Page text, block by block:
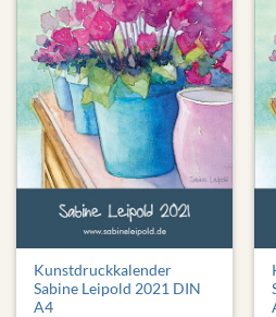
Kunstdruckkalender
Sabine Leipold 2021 DIN
A4